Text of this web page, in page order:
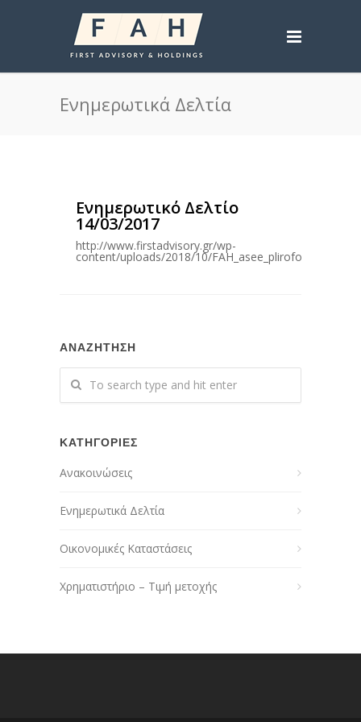
Ενημερωτικά Δελτία
Ενημερωτικό Δελτίο
14/03/2017
http://www.firstadvisory.gr/wp-
content/uploads/2018/10/
ΑΝΑΖΗΤΗΣΗ
ΚΑΤΗΓΟΡΙΕΣ
Ανακοινώσεις
Ενημερωτικά Δελτία
Οικονομικές Καταστάσεις
Χρηματιστήριο – Τιμή μετοχής